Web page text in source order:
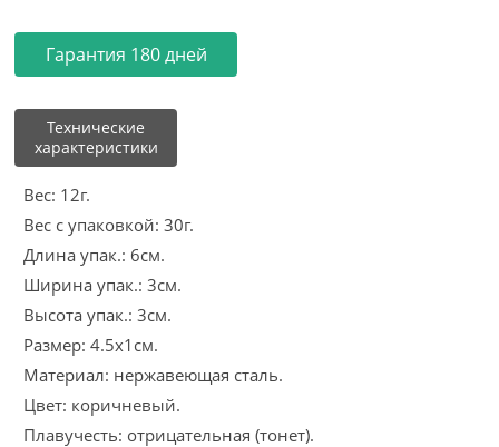
Гарантия 180 дней
Технические
характеристики
Вес: 12г.
Вес с упаковкой: 30г.
Длина упак.: 6см.
Ширина упак.: 3см.
Высота упак.: 3см.
Размер: 4.5x1см.
Материал: нержавеющая сталь.
Цвет: коричневый.
Плавучесть: отрицательная (тонет).